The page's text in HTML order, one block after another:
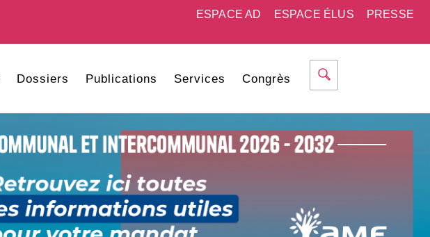
PRESSE
ESPACE ÉLUS
ESPACE AD
Dossiers Publications Services Congrès